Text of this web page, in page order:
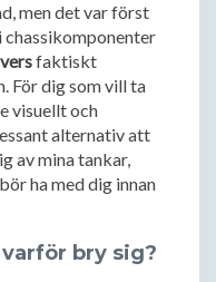
men det var först
faktiskt
För dig som vill ta
visuellt och
alternativ att
av mina tankar,
ha med dig innan
bry sig?